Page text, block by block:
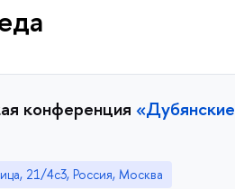
конференция «Дубянские
21/4с3, Россия, Москва